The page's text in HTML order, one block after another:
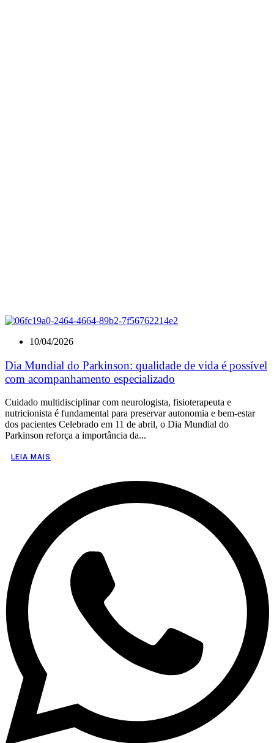
10/04/2026
Dia Mundial do Parkinson: qualidade de vida é possível
com acompanhamento especializado
Cuidado multidisciplinar com neurologista, fisioterapeuta e
nutricionista é fundamental para preservar autonomia e bem-estar
dos pacientes Celebrado em 11 de abril, o Dia Mundial do
Parkinson reforça a importância da...
LEIA MAIS